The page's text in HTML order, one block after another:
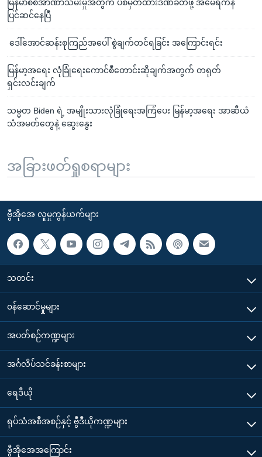
မြန်မာစစ်အာဏာသိမ်းမှုအတွက် ပစ်မှတ်ထားဒဏ်ခတ်ဖို့ အမေရိကန်
ပြင်ဆင်နေပြီ
ဒေါ်အောင်ဆန်းစုကြည်အပေါ် စွဲချက်တင်ရခြင်း အကြောင်းရင်း
မြန်မာ့အရေး လုံခြုံရေးကောင်စီတောင်းဆိုချက်အတွက် တရုတ်
ရှင်းလင်းချက်
သမ္မတ Biden ရဲ့ အမျိုးသားလုံခြုံရေးအကြံပေး မြန်မာ့အရေး အာဆီယံ
သံအမတ်တွေနဲ့ ဆွေးနွေး
အခြားဖတ်ရှုစရာများ
ဗွီအိုအေ လူမှုကွန်ယက်များ
သတင်း
၀န်ဆောင်မှုများ
အပတ်စဉ်ကဏ္ဍများ
အင်္ဂလိပ်သင်ခန်းစာများ
ရေဒီယို
ရုပ်သံအစီအစဉ်နှင့် ဗွီဒီယိုကဏ္ဍများ
ဗွီအိုအေအကြောင်း